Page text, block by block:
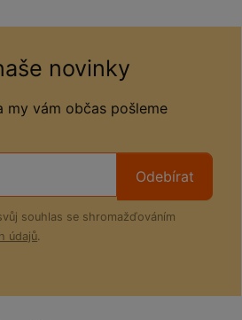
novinky
my vám občas pošleme
Odebírat
souhlas se shromažďováním
údajů.